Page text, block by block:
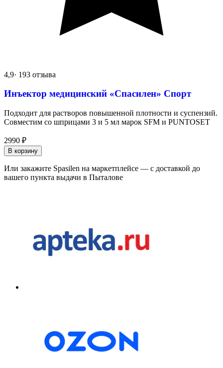
4,9· 193 отзыва
Инъектор медицинский «Спасилен» Спорт
Подходит для растворов повышенной плотности и суспензий.
Совместим со шприцами 3 и 5 мл марок SFM и PUNTOSET
2990 ₽
В корзину
Или закажите Spasilen на маркетплейсе — с доставкой до
вашего пункта выдачи в Пыталове